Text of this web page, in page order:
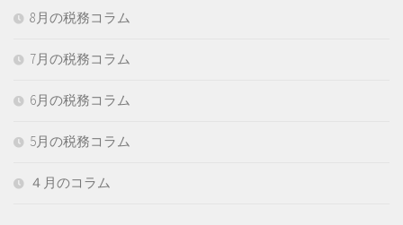
8月の税務コラム
7月の税務コラム
6月の税務コラム
5月の税務コラム
４月のコラム